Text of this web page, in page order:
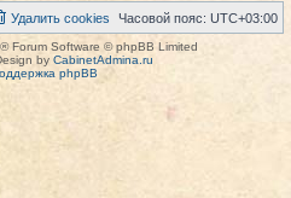
Часовой пояс: UTC+03:00
Удалить cookies
® Forum Software © phpBB Limited
by CabinetAdmina.ru
phpBB